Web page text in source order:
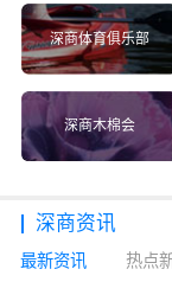
深商体育俱乐部
深商木棉会
深商资讯
最新资讯 热点